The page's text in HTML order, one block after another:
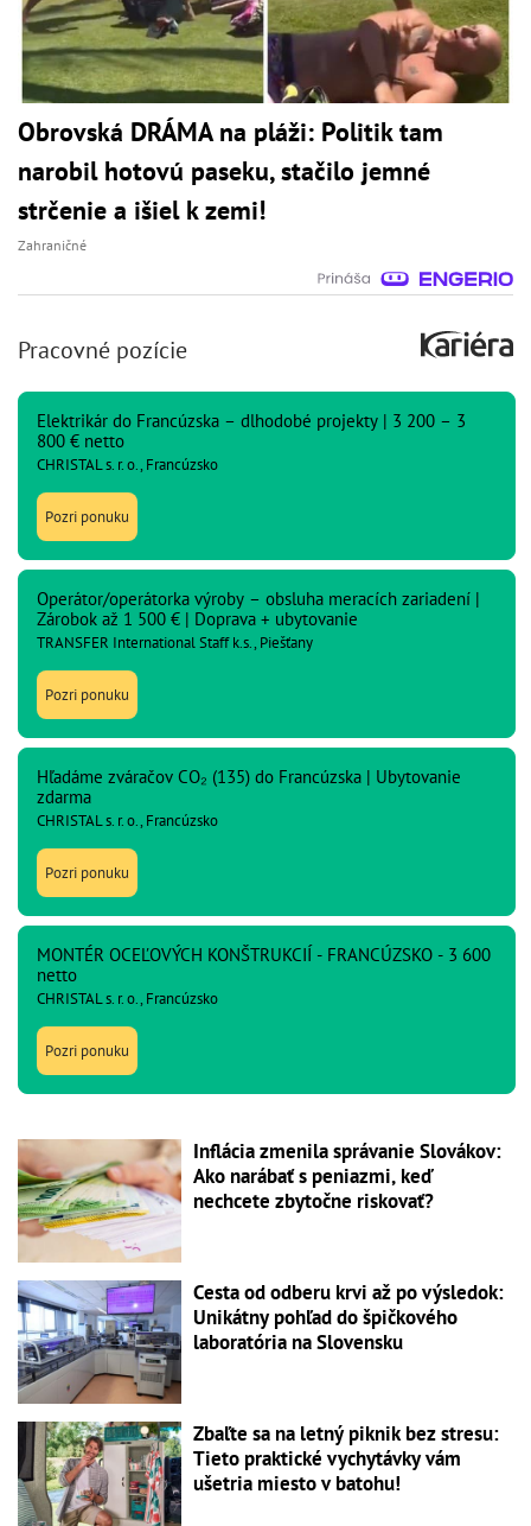
Obrovská DRÁMA na pláži: Politik tam
narobil hotovú paseku, stačilo jemné
strčenie a išiel k zemi!
Zahraničné
Pracovné pozície
Elektrikár do Francúzska – dlhodobé projekty | 3 200 – 3
800 € netto
CHRISTAL s. r. o., Francúzsko
Pozri ponuku
Operátor/operátorka výroby – obsluha meracích zariadení |
Zárobok až 1 500 € | Doprava + ubytovanie
TRANSFER International Staff k.s., Piešťany
Pozri ponuku
Hľadáme zváračov CO₂ (135) do Francúzska | Ubytovanie
zdarma
CHRISTAL s. r. o., Francúzsko
Pozri ponuku
MONTÉR OCEĽOVÝCH KONŠTRUKCIÍ - FRANCÚZSKO - 3 600
netto
CHRISTAL s. r. o., Francúzsko
Pozri ponuku
Inflácia zmenila správanie Slovákov:
Ako narábať s peniazmi, keď
nechcete zbytočne riskovať?
Cesta od odberu krvi až po výsledok:
Unikátny pohľad do špičkového
laboratória na Slovensku
Zbaľte sa na letný piknik bez stresu:
Tieto praktické vychytávky vám
ušetria miesto v batohu!